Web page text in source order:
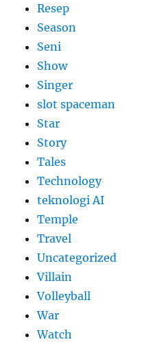
Resep
Season
Seni
Show
Singer
slot spaceman
Star
Story
Tales
Technology
teknologi AI
Temple
Travel
Uncategorized
Villain
Volleyball
War
Watch